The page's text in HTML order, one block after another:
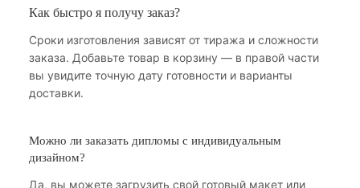
Как быстро я получу заказ?
Сроки изготовления зависят от тиража и сложности
заказа. Добавьте товар в корзину — в правой части
вы увидите точную дату готовности и варианты
доставки.
Можно ли заказать дипломы с индивидуальным
дизайном?
Да, вы можете загрузить свой готовый макет или